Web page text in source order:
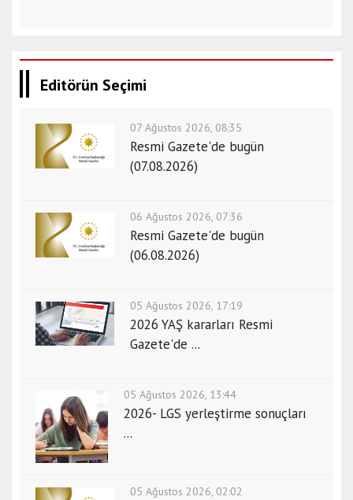
Editörün Seçimi
07 Ağustos 2026, 08:35
Resmi Gazete'de bugün
(07.08.2026)
06 Ağustos 2026, 07:36
Resmi Gazete'de bugün
(06.08.2026)
05 Ağustos 2026, 17:19
2026 YAŞ kararları Resmi
Gazete'de ...
05 Ağustos 2026, 13:44
2026- LGS yerleştirme sonuçları
...
05 Ağustos 2026, 02:02